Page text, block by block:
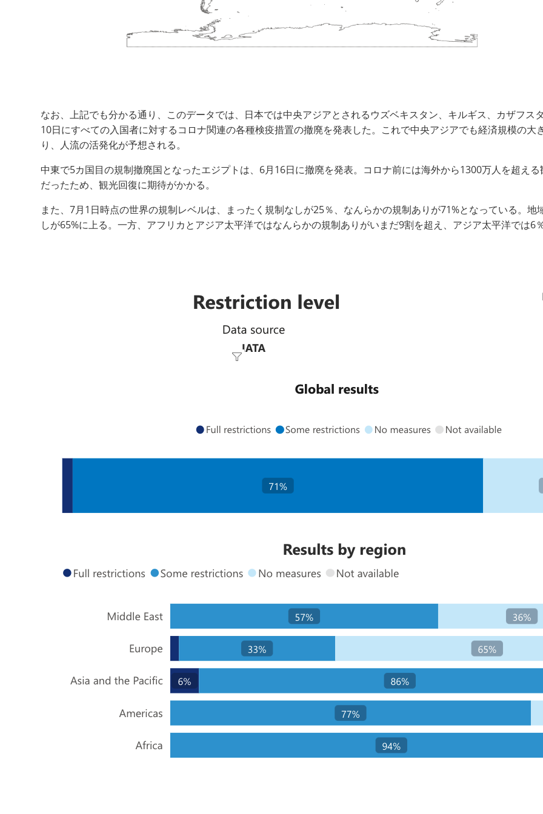
なお、上記でも分かる通り、このデータでは、日本では中央アジアとされるウズベキスタン、キルギス、カザフ
10日にすべての入国者に対するコロナ関連の各種検疫措置の撤廃を発表した。これで中央アジアでも経済規模の
り、人流の活発化が予想される。
中東で5カ国目の規制撤廃国となったエジプトは、6月16日に撤廃を発表。コロナ前には海外から1300万人を超え
だったため、観光回復に期待がかかる。
また、7月1日時点の世界の規制レベルは、まったく規制なしが25％、なんらかの規制ありが71%となっている。
しが65%に上る。一方、アフリカとアジア太平洋ではなんらかの規制ありがいまだ9割を超え、アジア太平洋では6